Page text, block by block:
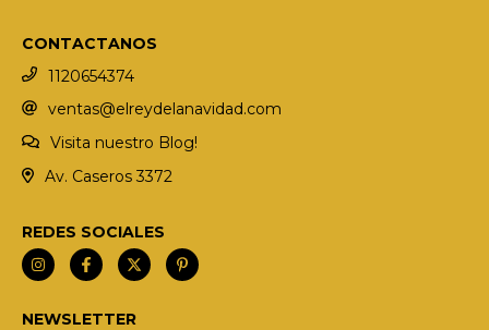
CONTACTANOS
1120654374
ventas@elreydelanavidad.com
Visita nuestro Blog!
Av. Caseros 3372
REDES SOCIALES
NEWSLETTER